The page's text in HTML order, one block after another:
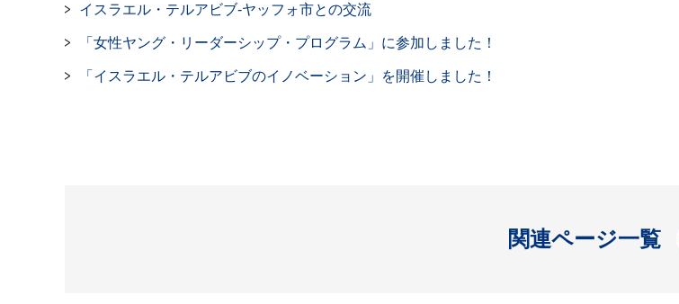
イスラエル・テルアビブ-ヤッフォ市との交流
「女性ヤング・リーダーシップ・プログラム」に参加しました！
「イスラエル・テルアビブのイノベーション」を開催しました！
関連ページ一覧
開く